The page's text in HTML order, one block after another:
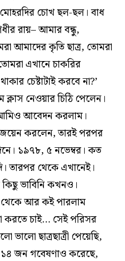
মোহরদির চোখ ছল-ছল। বাধ
রায়– আমার বন্ধু,
আমাদের কৃতি ছাত্র, তোমরা
এখানে চাকরির
চেষ্টাটাই করবে না?’
ক্লাস নেওয়ার চিঠি পেলেন।
আবেদন করলাম।
করলেন, তারই পরপর
১৯৭৮, ৫ নভেম্বর। কত
তারপর থেকে এখানেই।
কিছু ভাবিনি কখনও।
থেকে আর কই পারলাম
করতে চাই… সেই পরিসর
ছাত্রছাত্রী পেয়েছি,
১৪ জন গবেষণাও করেছে,